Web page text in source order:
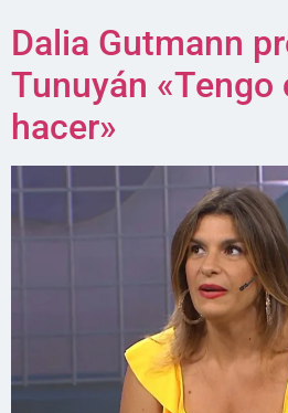
Dalia Gutmann
Tunuyán «Tengo
hacer»